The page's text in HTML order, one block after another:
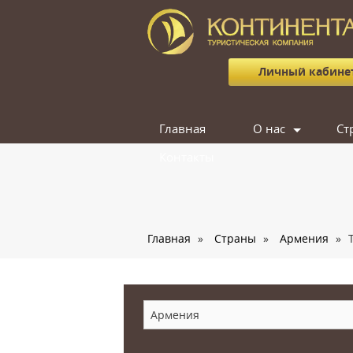
Личный
Главная
О нас
Главная » Страны » Армения »